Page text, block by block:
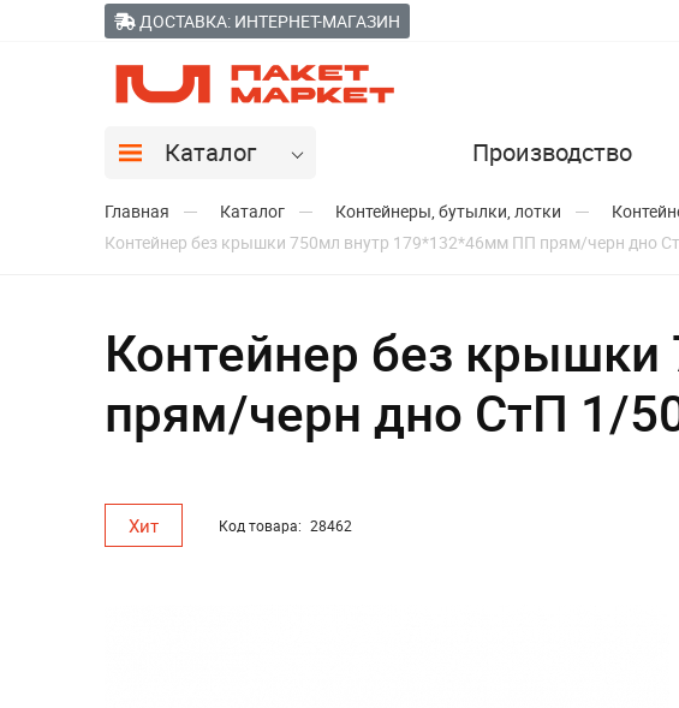
ДОСТАВКА: ИНТЕРНЕТ-МАГАЗИН
Каталог Производство
Главная Каталог Контейнеры, бутылки, лотки
Контейнер без крышки 750мл внутр 179*132*46мм ПП прям/черн дно
Контейнер без
прям/черн дно СтП 1/
Хит Код товара: 28462